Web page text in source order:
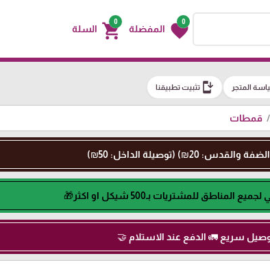
0
favorite المفضلة
0
shopping_cart السلة
المتجر install_mobileتثبيت تطبيقنا
قمطات
20₪) (توصيلة الداخل: 50₪)
المناطق للمشتريات بـ500 شيكل او اكثر🎁
سريع 🚛 الدفع عند الاستلام 🤝